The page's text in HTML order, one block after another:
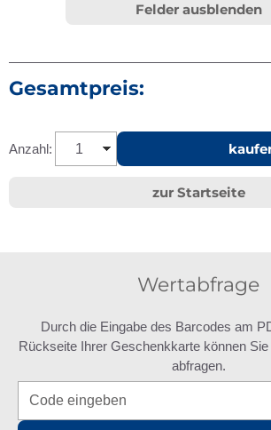
Felder ausblenden
Gesamtpreis:
Anzahl:
zur Startseite
Wertabfrage
Durch die Eingabe des Barcodes am
Rückseite Ihrer Geschenkkarte können
abfragen.